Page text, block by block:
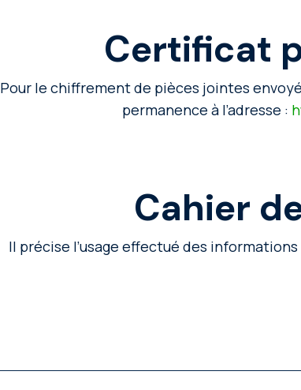
Certificat
Pour le chiffrement de pièces jointes
permanence à l’adresse :
Cahier
Il précise l’usage effectué des